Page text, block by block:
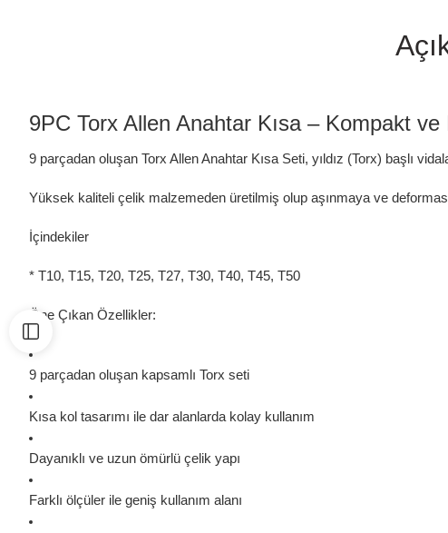
9PC Torx Allen Anahtar Kısa – Kompakt ve
9 parçadan oluşan Torx Allen Anahtar Kısa Seti, yıldız (Torx) başlı
Yüksek kaliteli çelik malzemeden üretilmiş olup aşınmaya ve
İçindekiler
* T10, T15, T20, T25, T27, T30, T40, T45, T50
Öne Çıkan Özellikler:
9 parçadan oluşan kapsamlı Torx seti
Kısa kol tasarımı ile dar alanlarda kolay kullanım
Dayanıklı ve uzun ömürlü çelik yapı
Farklı ölçüler ile geniş kullanım alanı